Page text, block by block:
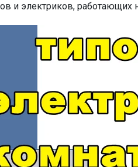
и электриков, работающих